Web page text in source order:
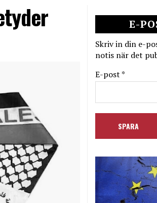
E-
Skriv in din e-
notis när det
E-post *